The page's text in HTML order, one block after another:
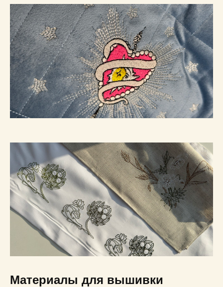
Материалы для вышивки